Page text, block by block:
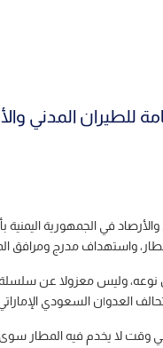
للطيران المدني
والأرصاد في الجمهورية
واستهداف مدرج ومرافق
في وقت لا يخدم فيه